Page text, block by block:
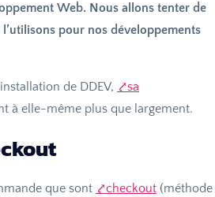
Web. Nous allons tenter de
pour nos développements
de DDEV,
sa
à elle-même plus que largement.
que sont checkout (méthode